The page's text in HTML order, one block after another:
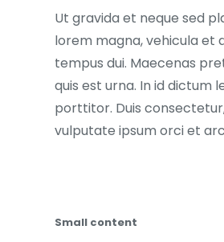
Ut gravida et neque sed
lorem magna, vehicula et
tempus dui. Maecenas
quis est urna. In id dictum
porttitor. Duis
vulputate ipsum orci et
Small content